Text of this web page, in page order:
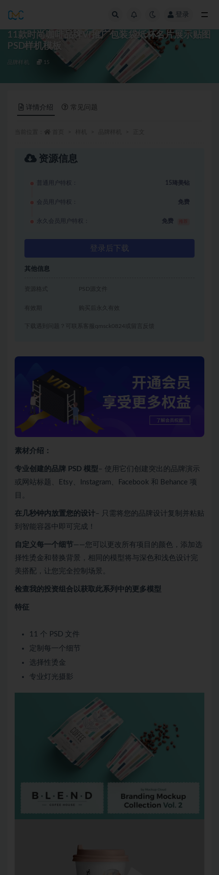
登录
11款时尚咖啡品牌VI推广包装袋纸杯名片展示贴图
PSD样机模板
品牌样机 15
详情介绍 常见问题
资源信息
普通用户特权： 15琦美钻
会员用户特权： 免费
永久会员用户特权： 免费
登录后下载
其他信息
资源格式 PSD源文件
有效期 购买后永久有效
下载遇到问题？可联系客服qmsck0824或留言反馈
素材介绍：
专业创建的品牌 PSD 模型– 使用它们创建突出的品牌演示
或网站标题、Etsy、Instagram、Facebook 和 Behance 项
目。
在几秒钟内放置您的设计– 只需将您的品牌设计复制并粘贴
到智能容器中即可完成！
自定义每一个细节 ——您可以更改所有项目的颜色，添加选
择性烫金和替换背景，相同的模型将与深色和浅色设计完
美搭配，让您完全控制场景。
检查我的投资组合以获取此系列中的更多模型
特征
11 个 PSD 文件
定制每一个细节
选择性烫金
专业灯光摄影